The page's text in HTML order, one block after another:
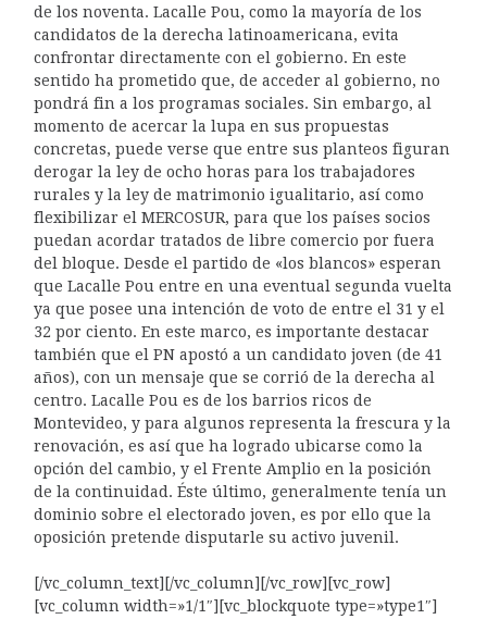
de los noventa. Lacalle Pou, como la mayoría de los
candidatos de la derecha latinoamericana, evita
confrontar directamente con el gobierno. En este
sentido ha prometido que, de acceder al gobierno, no
pondrá fin a los programas sociales. Sin embargo, al
momento de acercar la lupa en sus propuestas
concretas, puede verse que entre sus planteos figuran
derogar la ley de ocho horas para los trabajadores
rurales y la ley de matrimonio igualitario, así como
flexibilizar el MERCOSUR, para que los países socios
puedan acordar tratados de libre comercio por fuera
del bloque. Desde el partido de «los blancos» esperan
que Lacalle Pou entre en una eventual segunda vuelta
ya que posee una intención de voto de entre el 31 y el
32 por ciento. En este marco, es importante destacar
también que el PN apostó a un candidato joven (de 41
años), con un mensaje que se corrió de la derecha al
centro. Lacalle Pou es de los barrios ricos de
Montevideo, y para algunos representa la frescura y la
renovación, es así que ha logrado ubicarse como la
opción del cambio, y el Frente Amplio en la posición
de la continuidad. Éste último, generalmente tenía un
dominio sobre el electorado joven, es por ello que la
oposición pretende disputarle su activo juvenil.
[/vc_column_text][/vc_column][/vc_row][vc_row]
[vc_column width=»1/1″][vc_blockquote type=»type1″]